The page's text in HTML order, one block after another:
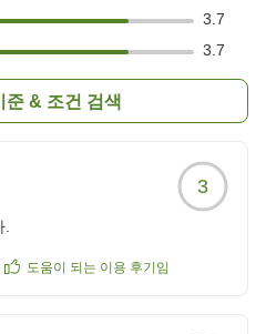
3.7
3.7
준 & 조건 검색
3
도움이 되는 이용 후기임